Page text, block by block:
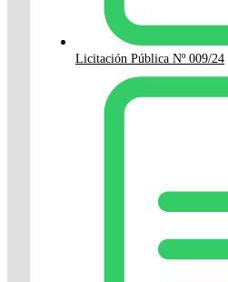
Licitación Pública Nº 009/24